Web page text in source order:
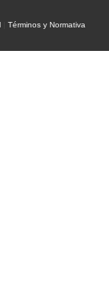
|Términos y Normativa